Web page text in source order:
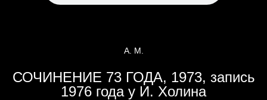
А. М.
СОЧИНЕНИЕ 73 ГОДА, 1973, запись
1976 года у И. Холина